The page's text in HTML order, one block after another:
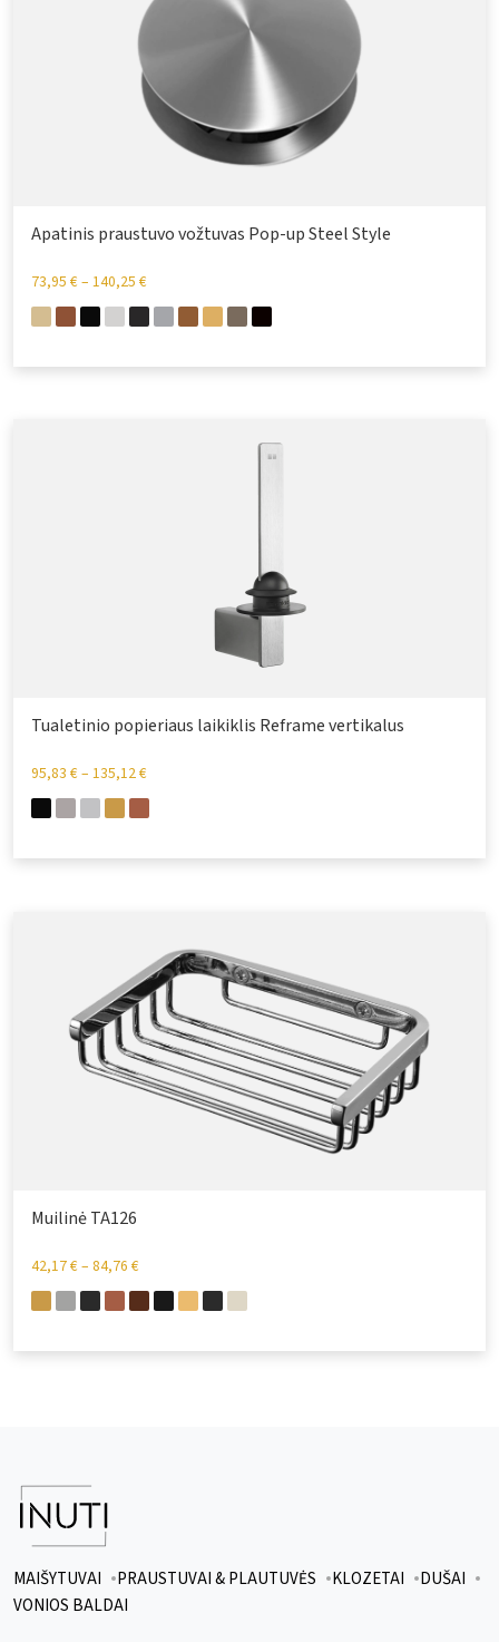
Apatinis praustuvo vožtuvas Pop-up Steel Style
73,95 €– 140,25 €
Tualetinio popieriaus laikiklis Reframe vertikalus
95,83 €– 135,12€
Muilinė TA126
42,17€– 84,76 €
MAIŠYTUVAI PRAUSTUVAI & PLAUTUVĖS KLOZETAI
DUŠAI
VONIOS BALDAI